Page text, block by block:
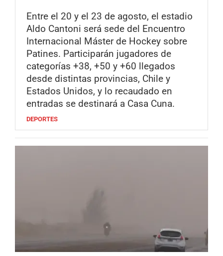
Entre el 20 y el 23 de agosto, el estadio
Aldo Cantoni será sede del Encuentro
Internacional Máster de Hockey sobre
Patines. Participarán jugadores de
categorías +38, +50 y +60 llegados
desde distintas provincias, Chile y
Estados Unidos, y lo recaudado en
entradas se destinará a Casa Cuna.
DEPORTES